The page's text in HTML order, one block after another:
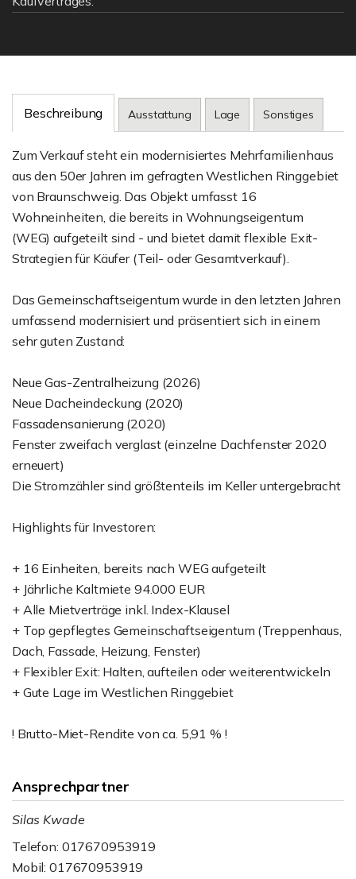
Beschreibung Ausstattung Lage Sonstiges
Zum Verkauf steht ein modernisiertes Mehrfamilienhaus
aus den 50er Jahren im gefragten Westlichen Ringgebiet
von Braunschweig. Das Objekt umfasst 16
Wohneinheiten, die bereits in Wohnungseigentum
(WEG) aufgeteilt sind - und bietet damit flexible Exit-
Strategien für Käufer (Teil- oder Gesamtverkauf).
Das Gemeinschaftseigentum wurde in den letzten Jahren
umfassend modernisiert und präsentiert sich in einem
sehr guten Zustand:
Neue Gas-Zentralheizung (2026)
Neue Dacheindeckung (2020)
Fassadensanierung (2020)
Fenster zweifach verglast (einzelne Dachfenster 2020
erneuert)
Die Stromzähler sind größtenteils im Keller untergebracht
Highlights für Investoren:
+ 16 Einheiten, bereits nach WEG aufgeteilt
+ Jährliche Kaltmiete 94.000 EUR
+ Alle Mietverträge inkl. Index-Klausel
+ Top gepflegtes Gemeinschaftseigentum (Treppenhaus,
Dach, Fassade, Heizung, Fenster)
+ Flexibler Exit: Halten, aufteilen oder weiterentwickeln
+ Gute Lage im Westlichen Ringgebiet
! Brutto-Miet-Rendite von ca. 5,91 % !
Ansprechpartner
Silas Kwade
Telefon: 017670953919
Mobil: 017670953919